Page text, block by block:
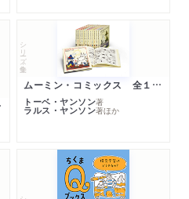
ぽ
シリーズ・全集
ムーミン・コミックス 全１４巻セット
トーベ・ヤンソン著
ラルス・ヤンソン著ほか